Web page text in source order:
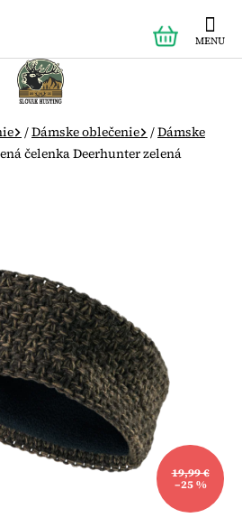
KOŠÍK
/Dámske oblečenie /Dámske
čelenka Deerhunter zelená
19,99 €
–25 %